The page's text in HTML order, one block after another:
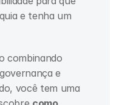
e tenha um
combinando
e
você tem uma